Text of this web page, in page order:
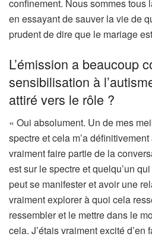
confinement. Nous sommes tous
en essayant de sauver la vie de
prudent de dire que le mariage
L’émission a beaucoup
sensibilisation à
attiré vers le rôle ?
« Oui absolument. Un de mes
spectre et cela m’a
vraiment faire partie de la
est sur le spectre et quelqu’un
peut se manifester et avoir une
vraiment explorer à quoi cela
ressembler et le mettre dans le
cela. J’étais vraiment excité d’en